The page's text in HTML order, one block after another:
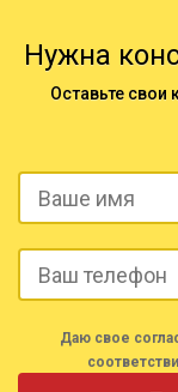
Нужна
Оставьте свои
Даю свое